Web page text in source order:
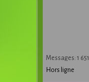
Messages: 1 651
Hors ligne